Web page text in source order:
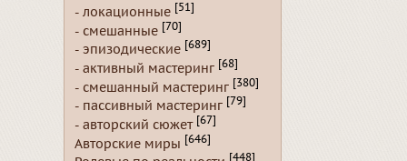
- локационные [51]
- смешанные [70]
- эпизодические [689]
- активный мастеринг [68]
- смешанный мастеринг [380]
- пассивный мастеринг [79]
- авторский сюжет [67]
Авторские миры [646]
[448]